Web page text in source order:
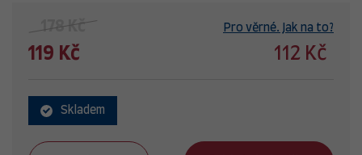
178 Kč Pro věrné. Jak na to?
119 Kč 112 Kč
Skladem